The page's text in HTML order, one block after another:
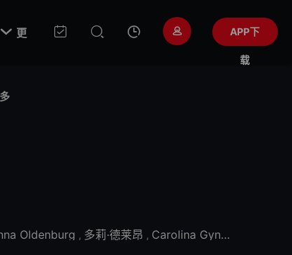
 更
多
APP下
载
Oldenburg , 多莉·德莱昂 , Carolina Gynning